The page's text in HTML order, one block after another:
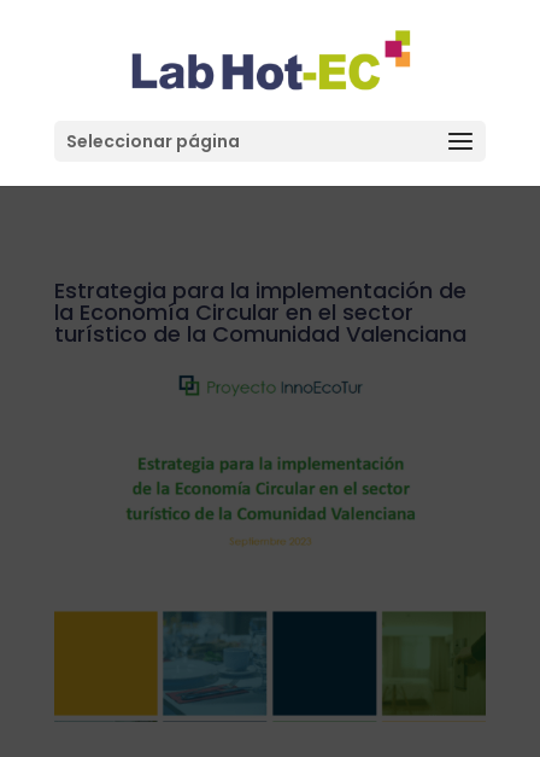
Seleccionar página
Estrategia para la implementación de
la Economía Circular en el sector
turístico de la Comunidad Valenciana